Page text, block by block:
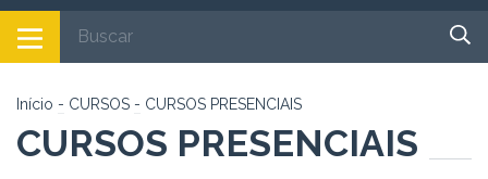
Início - CURSOS - CURSOS PRESENCIAIS
CURSOS PRESENCIAIS